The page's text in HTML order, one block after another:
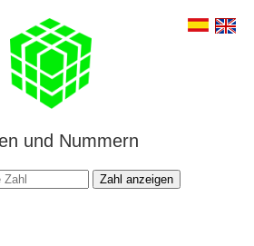
und Nummern
Zahl anzeigen